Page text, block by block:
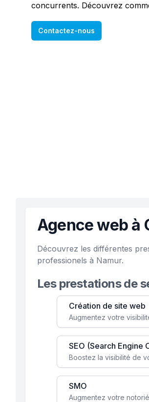
concurrents. Découvrez
Contactez-nous
Agence web à
Découvrez les différentes
professionels à Namur.
Les prestations de
Création de site web
SEO (Search Engine
SMO